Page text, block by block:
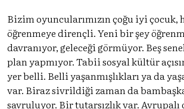
Bizim oyuncularımızın çoğu iyi çocuk,
öğrenmeye dirençli. Yeni bir şey
davranıyor, geleceği görmüyor. Beş
plan yapmıyor. Tabii sosyal kültür
yer belli. Belli yaşanmışlıkları ya da
var. Biraz sivrildiği zaman da
savruluyor. Bir tutarsızlık var.